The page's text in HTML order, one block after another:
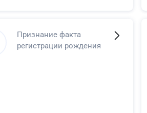
Признание факта
регистрации рождения